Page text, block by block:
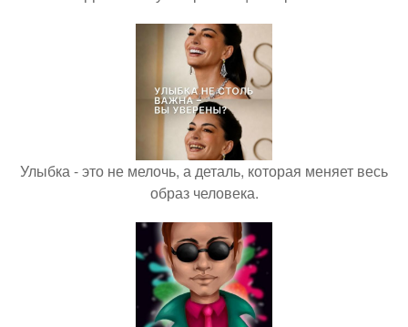
Улыбка - это не мелочь, а деталь, которая меняет весь
образ человека.